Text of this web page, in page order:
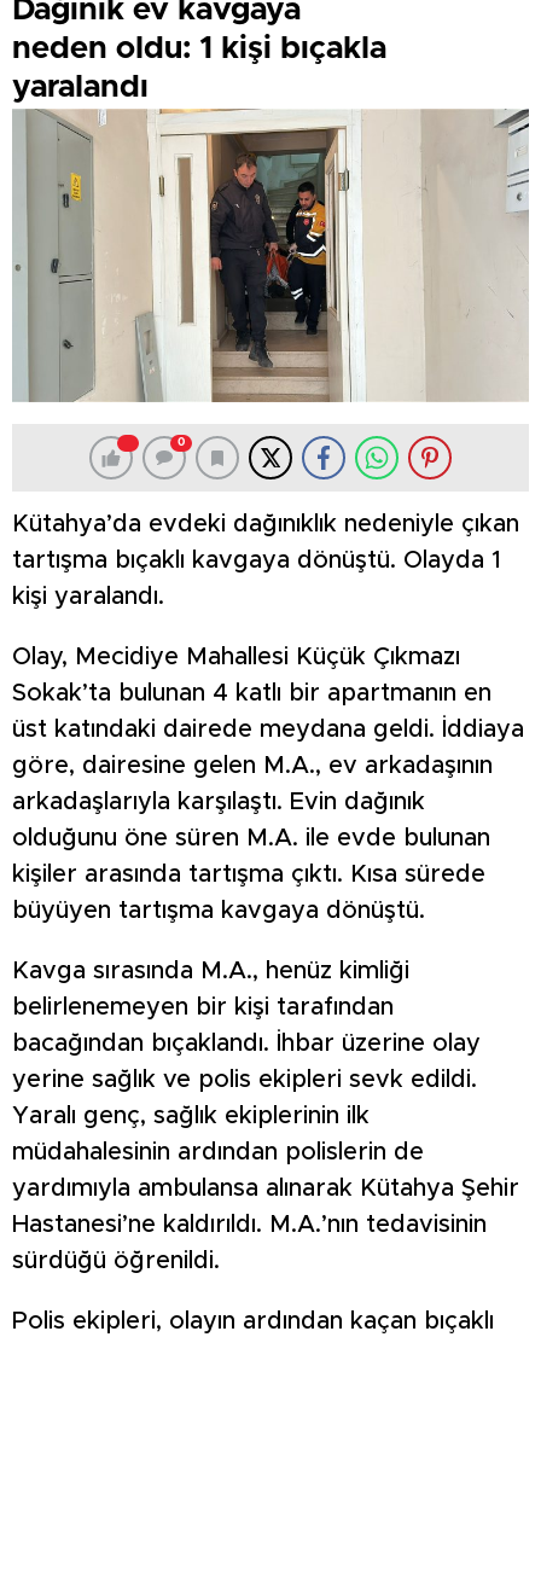
Dağınık ev kavgaya
neden oldu: 1 kişi bıçakla
yaralandı
0
Kütahya’da evdeki dağınıklık nedeniyle çıkan
tartışma bıçaklı kavgaya dönüştü. Olayda 1
kişi yaralandı.
Olay, Mecidiye Mahallesi Küçük Çıkmazı
Sokak’ta bulunan 4 katlı bir apartmanın en
üst katındaki dairede meydana geldi. İddiaya
göre, dairesine gelen M.A., ev arkadaşının
arkadaşlarıyla karşılaştı. Evin dağınık
olduğunu öne süren M.A. ile evde bulunan
kişiler arasında tartışma çıktı. Kısa sürede
büyüyen tartışma kavgaya dönüştü.
Kavga sırasında M.A., henüz kimliği
belirlenemeyen bir kişi tarafından
bacağından bıçaklandı. İhbar üzerine olay
yerine sağlık ve polis ekipleri sevk edildi.
Yaralı genç, sağlık ekiplerinin ilk
müdahalesinin ardından polislerin de
yardımıyla ambulansa alınarak Kütahya Şehir
Hastanesi’ne kaldırıldı. M.A.’nın tedavisinin
sürdüğü öğrenildi.
Polis ekipleri, olayın ardından kaçan bıçaklı